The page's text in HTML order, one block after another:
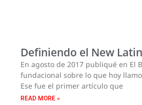
Definiendo el New
En agosto de 2017 publiqué en El
fundacional sobre lo que hoy
Ese fue el primer artículo que
READ MORE »